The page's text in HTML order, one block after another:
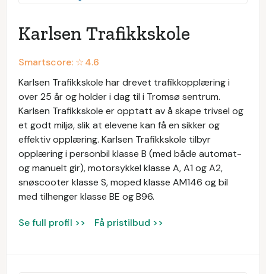
Karlsen Trafikkskole
Smartscore: ☆4.6
Karlsen Trafikkskole har drevet trafikkopplæring i
over 25 år og holder i dag til i Tromsø sentrum.
Karlsen Trafikkskole er opptatt av å skape trivsel og
et godt miljø, slik at elevene kan få en sikker og
effektiv opplæring. Karlsen Trafikkskole tilbyr
opplæring i personbil klasse B (med både automat-
og manuelt gir), motorsykkel klasse A, A1 og A2,
snøscooter klasse S, moped klasse AM146 og bil
med tilhenger klasse BE og B96.
Se full profil >> Få pristilbud >>